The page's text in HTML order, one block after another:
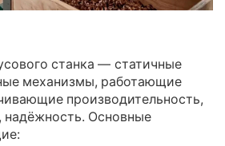
станка — статичные
механизмы, работающие
производительность,
надёжность. Основные